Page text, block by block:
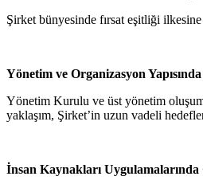
Şirket bünyesinde fırsat eşitliği
Yönetim ve Organizasyon
Yönetim Kurulu ve üst yönetim
yaklaşım, Şirket’in uzun vadeli
İnsan Kaynakları